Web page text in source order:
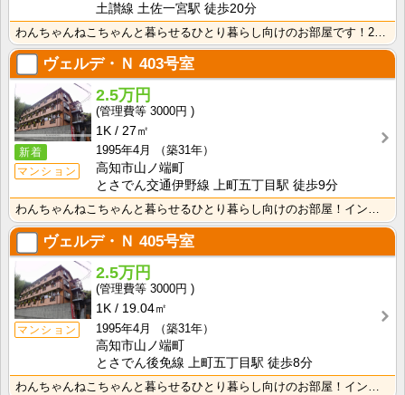
土讃線 土佐一宮駅 徒歩20分
わんちゃんねこちゃんと暮らせるひとり暮らし向けのお部屋です！2026年6月下旬、ネット無料（Wi-F･･･
ヴェルデ・Ｎ 403号室
新着
マンション
2.5万円
3000円
1K
27㎡
1995年4月
（築31年）
高知市山ノ端町
とさでん交通伊野線 上町五丁目駅 徒歩9分
わんちゃんねこちゃんと暮らせるひとり暮らし向けのお部屋！インターネット月額接続使用無料なので、月々の･･･
ヴェルデ・Ｎ 405号室
マンション
2.5万円
3000円
1K
19.04㎡
1995年4月
（築31年）
高知市山ノ端町
とさでん後免線 上町五丁目駅 徒歩8分
わんちゃんねこちゃんと暮らせるひとり暮らし向けのお部屋！インターネット月額接続使用無料なので、月々の･･･